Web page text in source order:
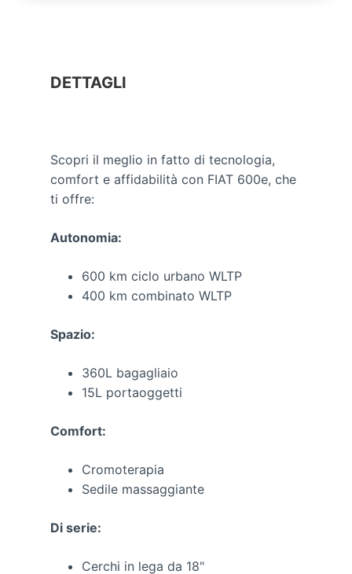
DETTAGLI
Scopri il meglio in fatto di tecnologia,
comfort e affidabilità con FIAT 600e, che
ti offre:
Autonomia:
600 km ciclo urbano WLTP
400 km combinato WLTP
Spazio:
360L bagagliaio
15L portaoggetti​
Comfort:
Cromoterapia
Sedile massaggiante​
Di serie:
Cerchi in lega da 18"